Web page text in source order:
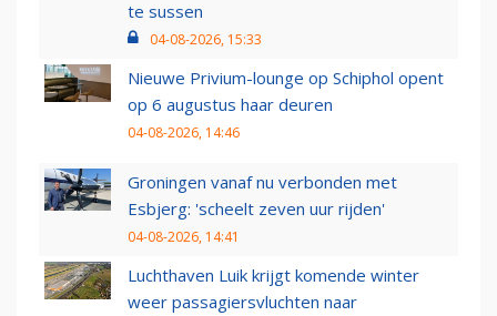
te sussen
04-08-2026, 15:33
Nieuwe Privium-lounge op Schiphol opent
op 6 augustus haar deuren
04-08-2026, 14:46
Groningen vanaf nu verbonden met
Esbjerg: 'scheelt zeven uur rijden'
04-08-2026, 14:41
Luchthaven Luik krijgt komende winter
weer passagiersvluchten naar